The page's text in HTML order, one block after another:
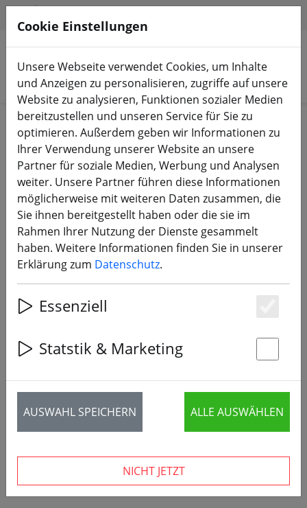
Produkte suchen
Start Sale%
FrSky Modul Antenne 5db
26% SPAREN
2 Stück verfügbar
Cookie Einstellungen
Unsere Webseite verwendet Cookies, um Inhalte
und Anzeigen zu personalisieren, zugriffe auf unsere
Website zu analysieren, Funktionen sozialer Medien
bereitzustellen und unseren Service für Sie zu
optimieren. Außerdem geben wir Informationen zu
Ihrer Verwendung unserer Website an unsere
Partner für soziale Medien, Werbung und Analysen
weiter. Unsere Partner führen diese Informationen
möglicherweise mit weiteren Daten zusammen, die
Sie ihnen bereitgestellt haben oder die sie im
Rahmen Ihrer Nutzung der Dienste gesammelt
haben. Weitere Informationen finden Sie in unserer
Erklärung zum Datenschutz.
Essenziell
Statstik & Marketing
AUSWAHL SPEICHERN ALLE AUSWÄHLEN
NICHT JETZT